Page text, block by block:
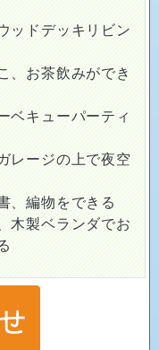
ッドデッキリビン
、お茶飲みができ
ベキューパーティ
レージの上で夜空
、編物をできる
木製ベランダでお